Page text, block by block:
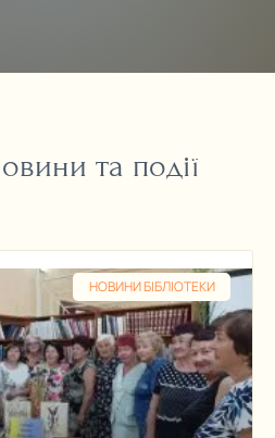
та події
НОВИНИ БІБЛІОТЕКИ